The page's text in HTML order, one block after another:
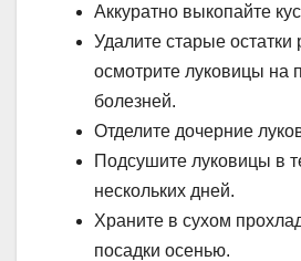
Аккуратно выкопайте
Удалите старые остатки
осмотрите луковицы на
болезней.
Отделите дочерние
Подсушите луковицы в
нескольких дней.
Храните в сухом
посадки осенью.